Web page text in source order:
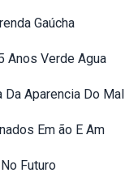
Gaúcha
Anos Verde Agua
Da Aparencia Do Mal
Em ão E Am
Futuro